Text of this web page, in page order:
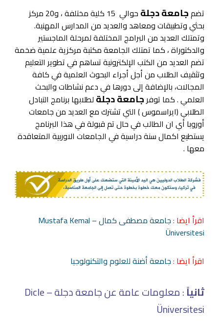
تضمجامعة دجلة
حوالي 15 كلية مختلفة ، و20 مركز
بحثي وتطبيقات ومعاهد والعديد من المدارس المهنية.
وتمتلك العديد من البرامج المختلفة لمرحلة الماجستير
والدكتوراة ، كما تمتلك الجامعة مكتبة مركزية علمية ضخمة
تضم العديد من الكتب الإلكترونية تساهم في تطوير التعليم
وتثقيف الطلاب من أجل أجراء البحوث العلمية في كافة
المجالات، بالإضافة إلى دورها في دعم نشاطات والبحث
العلمي . كما توفرجامعة دجلة لطلابها برنامج التبادل
الطلابي (ايراسموس ) التي تشترك مع العديد من جامعات
أوروبا أي ان الطالب في حال تم قبولة في هذا البرنامج
يستطيع اكمال سنة دراسية في الجامعات الاوربية المتعاقدة
معها .
اقرأ ايضا :
جامعة مصطفى كمال – Mustafa Kemal
Üniversitesi
اقرأ ايضا :جامعة أضنة للعلوم والتكنولوجيا
ثانياً
: معلومات عامة عن جامعة دجلة – Dicle
Üniversitesi